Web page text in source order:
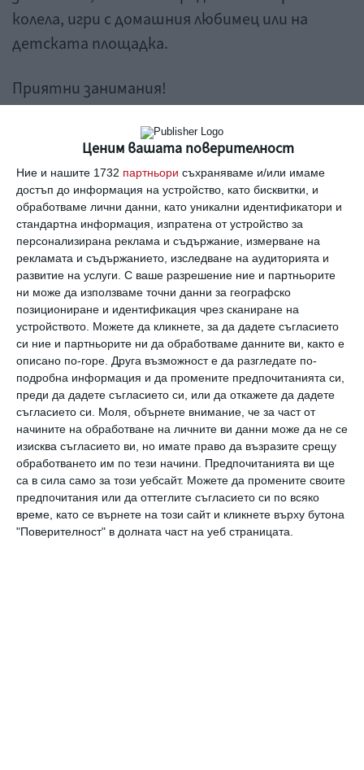
Ценим вашата поверителност
Ние и нашите 1732 партньори съхраняваме и/или имаме
достъп до информация на устройство, като бисквитки, и
обработваме лични данни, като уникални идентификатори и
стандартна информация, изпратена от устройство за
персонализирана реклама и съдържание, измерване на
рекламата и съдържанието, изследване на аудиторията и
развитие на услуги. С ваше разрешение ние и партньорите
ни може да използваме точни данни за географско
позициониране и идентификация чрез сканиране на
устройството. Можете да кликнете, за да дадете съгласието
си ние и партньорите ни да обработваме данните ви, както е
описано по-горе. Друга възможност е да разгледате по-
подробна информация и да промените предпочитанията си,
преди да дадете съгласието си, или да откажете да дадете
съгласието си.
Моля, обърнете внимание, че за част от
начините на обработване на личните ви данни може да не се
изисква съгласието ви, но имате право да възразите срещу
обработването им по тези начини. Предпочитанията ви ще
са в сила само за този уебсайт. Можете да промените своите
предпочитания или да оттеглите съгласието си по всяко
време, като се върнете на този сайт и кликнете върху бутона
"Поверителност" в долната част на уеб страницата.
колела, игри с домашния любимец или на
детската площадка.
Приятни занимания!
Деца играят навън с домашния любимец.
Илюстрация: Shutterstock
децаваканциярисуванеоцветяванешаблони